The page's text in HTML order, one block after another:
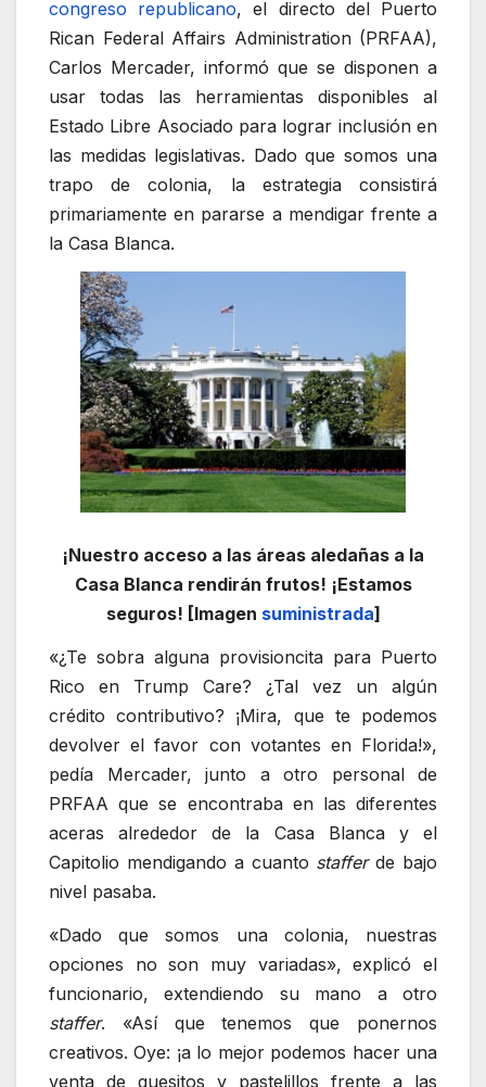
congreso republicano, el directo del Puerto
Rican Federal Affairs Administration (PRFAA),
Carlos Mercader, informó que se disponen a
usar todas las herramientas disponibles al
Estado Libre Asociado para lograr inclusión en
las medidas legislativas. Dado que somos una
trapo de colonia, la estrategia consistirá
primariamente en pararse a mendigar frente a
la Casa Blanca.
¡Nuestro acceso a las áreas aledañas a la
Casa Blanca rendirán frutos! ¡Estamos
seguros! [Imagen suministrada]
«¿Te sobra alguna provisioncita para Puerto
Rico en Trump Care? ¿Tal vez un algún
crédito contributivo? ¡Mira, que te podemos
devolver el favor con votantes en Florida!»,
pedía Mercader, junto a otro personal de
PRFAA que se encontraba en las diferentes
aceras alrededor de la Casa Blanca y el
Capitolio mendigando a cuanto stafferde bajo
nivel pasaba.
«Dado que somos una colonia, nuestras
opciones no son muy variadas», explicó el
funcionario, extendiendo su mano a otro
staffer. «Así que tenemos que ponernos
creativos. Oye: ¡a lo mejor podemos hacer una
venta de quesitos y pastelillos frente a las